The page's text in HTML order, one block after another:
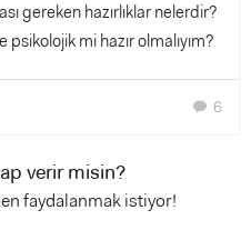
gereken hazırlıklar nelerdir?
mi hazır olmalıyım?
chat 6
verir misin?
faydalanmak istiyor!